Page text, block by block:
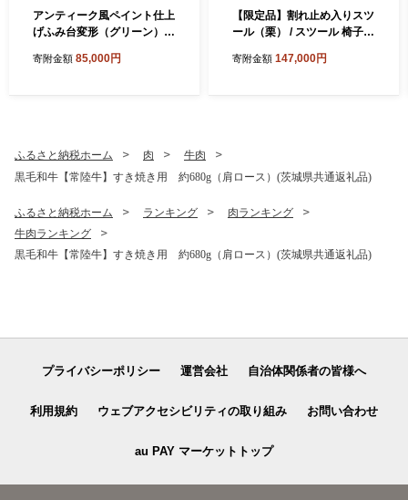
アンティーク風ペイント仕上
げふみ台変形（グリーン） /
製 木工品 家具
寄附金額 85,000円
【限定品】割れ止め入りスツ
ール（栗） / スツール 椅子
寄附金額 147,000円
ふるさと納税ホーム 肉
牛肉
黒毛和牛【常陸牛】すき焼き用 約680g（肩ロース）(茨城県共通返礼品)
ふるさと納税ホーム ランキング
肉ランキング
牛肉ランキング
黒毛和牛【常陸牛】すき焼き用 約680g（肩ロース）(茨城県共通返礼品)
プライバシーポリシー 運営会社 自治体関係者の皆様へ
利用規約 ウェブアクセシビリティの取り組み お問い合わせ
au PAY マーケットトップ